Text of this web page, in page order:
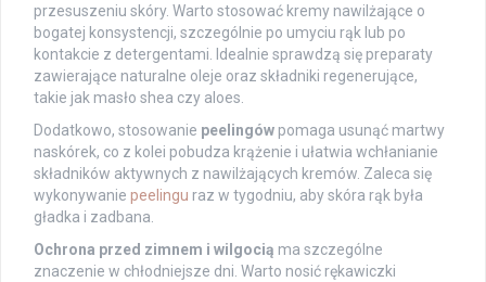
przesuszeniu skóry. Warto stosować kremy nawilżające o
bogatej konsystencji, szczególnie po umyciu rąk lub po
kontakcie z detergentami. Idealnie sprawdzą się preparaty
zawierające naturalne oleje oraz składniki regenerujące,
takie jak masło shea czy aloes.
Dodatkowo, stosowanie peelingów pomaga usunąć martwy
naskórek, co z kolei pobudza krążenie i ułatwia wchłanianie
składników aktywnych z nawilżających kremów. Zaleca się
wykonywanie peelingu raz w tygodniu, aby skóra rąk była
gładka i zadbana.
Ochrona przed zimnem i wilgocią ma szczególne
znaczenie w chłodniejsze dni. Warto nosić rękawiczki